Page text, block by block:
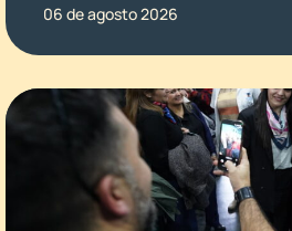
06 de agosto 2026